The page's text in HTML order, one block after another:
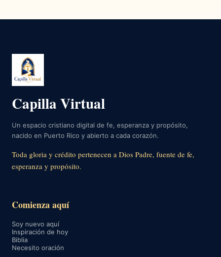
Capilla Virtual
Un espacio cristiano digital de fe, esperanza y propósito,
nacido en Puerto Rico y abierto a cada corazón.
Toda gloria y crédito pertenecen a Dios Padre, fuente de fe,
esperanza y propósito.
Comienza aquí
Soy nuevo aquí
Inspiración de hoy
Biblia
Necesito oración